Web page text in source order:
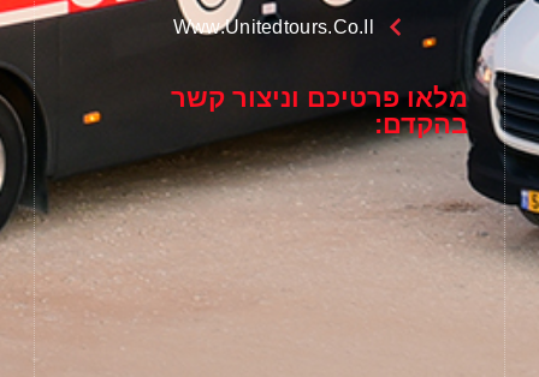
Www.unitedtours.co.il
מלאו פרטיכם וניצור קשר
בהקדם: